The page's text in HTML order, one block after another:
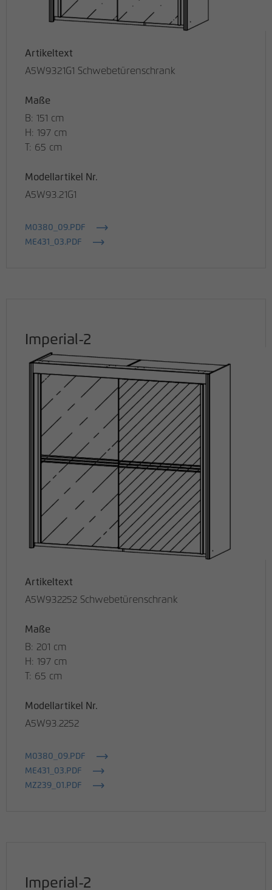
Artikeltext
A5W9321G1 Schwebetürenschrank
Maße
B: 151 cm
H: 197 cm
T: 65 cm
Modellartikel Nr.
A5W93.21G1
M0380_09.PDF
ME431_03.PDF
Imperial-2
Artikeltext
A5W932252 Schwebetürenschrank
Maße
B: 201 cm
H: 197 cm
T: 65 cm
Modellartikel Nr.
A5W93.2252
M0380_09.PDF
ME431_03.PDF
MZ239_01.PDF
Imperial-2